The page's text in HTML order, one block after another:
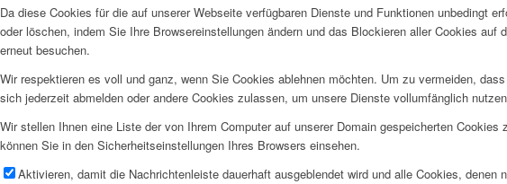
Da diese Cookies für die auf unserer Webseite verfügbaren Dienste und Funktionen unbedingt
oder löschen, indem Sie Ihre Browsereinstellungen ändern und das Blockieren aller Cookies
erneut besuchen.
Wir respektieren es voll und ganz, wenn Sie Cookies ablehnen möchten. Um zu vermeiden,
sich jederzeit abmelden oder andere Cookies zulassen, um unsere Dienste vollumfänglich
Wir stellen Ihnen eine Liste der von Ihrem Computer auf unserer Domain gespeicherten
können Sie in den Sicherheitseinstellungen Ihres Browsers einsehen.
Aktivieren, damit die Nachrichtenleiste dauerhaft ausgeblendet wird und alle Cookies,